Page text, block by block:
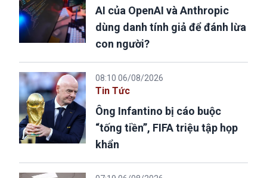
AI của OpenAI và Anthropic
dùng danh tính giả để đánh lừa
con người?
08:10 06/08/2026
Tin Tức
Ông Infantino bị cáo buộc
“tống tiền”, FIFA triệu tập họp
khẩn